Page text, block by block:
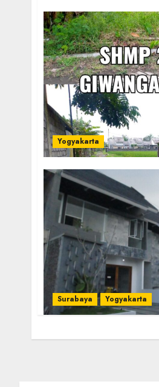
Yogyakarta
Surabaya Yogyakarta